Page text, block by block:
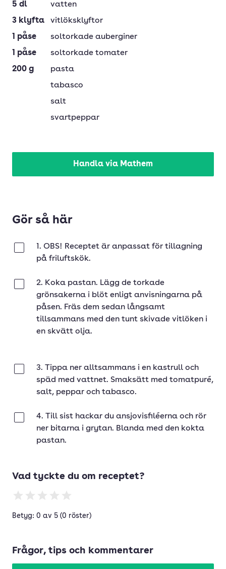
5 dl
vatten
3 klyfta
vitlöksklyftor
1 påse
soltorkade auberginer
1 påse
soltorkade tomater
200 g
pasta
tabasco
salt
svartpeppar
Handla via Mathem
Gör så här
1. OBS! Receptet är anpassat för tillagning
på friluftskök.
2. Koka pastan. Lägg de torkade
grönsakerna i blöt enligt anvisningarna på
påsen. Fräs dem sedan långsamt
tillsammans med den tunt skivade vitlöken i
en skvätt olja.
3. Tippa ner alltsammans i en kastrull och
späd med vattnet. Smaksätt med tomatpuré,
salt, peppar och tabasco.
4. Till sist hackar du ansjovisfiléerna och rör
ner bitarna i grytan. Blanda med den kokta
pastan.
Vad tyckte du om receptet?
Betyg: 0 av 5 (0 röster)
Frågor, tips och kommentarer